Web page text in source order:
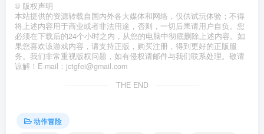
© 版权声明
本站提供的资源转载自国内外各大媒体和网络，仅供试玩体验；不得
将上述内容用于商业或者非法用途，否则，一切后果请用户自负。您
必须在下载后的24个小时之内，从您的电脑中彻底删除上述内容。如
果您喜欢该游戏内容，请支持正版，购买注册，得到更好的正版服
务。我们非常重视版权问题，如有侵权请邮件与我们联系处理。敬请
谅解！E-mail：jctgfei@gmail.com
THE END
动作冒险